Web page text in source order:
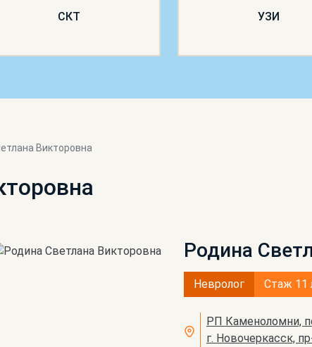
СКТ УЗИ
Викторовна
Родина
Невролог Стаж 11
РП Каменоломни,
г. Новочеркасск,